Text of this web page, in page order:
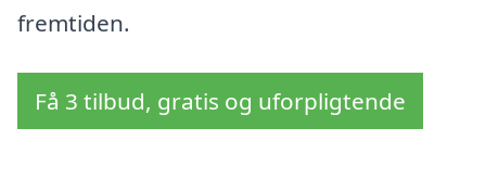
fremtiden.
Få 3 tilbud, gratis og uforpligtende